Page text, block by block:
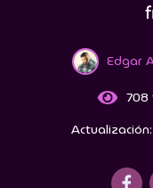
Edgar
708